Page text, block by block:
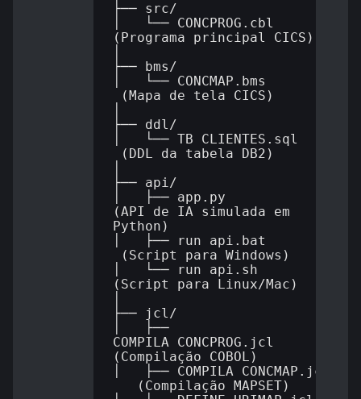
├── src/
│   └── CONCPROG.cbl
(Programa principal CICS)
├── bms/
│   └── CONCMAP.bms
(Mapa de tela CICS)
├── ddl/
│   └── TB_CLIENTES.sql
(DDL da tabela DB2)
├── api/
│   ├── app.py
(API de IA simulada em
Python)
│   ├── run_api.bat
(Script para Windows)
│   └── run_api.sh
(Script para Linux/Mac)
├── jcl/
│   ├──
COMPILA_CONCPROG.jcl
(Compilação COBOL)
│   ├── COMPILA_CONCMAP.jcl
(Compilação MAPSET)